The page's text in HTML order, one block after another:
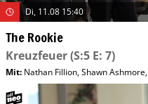
Di, 11.08 15:40
The Rookie
Kreuzfeuer(S:5 E: 7)
Mit: Nathan Fillion,Shawn Ashmore,